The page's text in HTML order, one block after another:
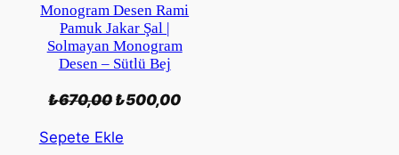
Monogram Desen Rami
Pamuk Jakar Şal |
Solmayan Monogram
Desen – Sütlü Bej
₺670,00Orijinal
₺670,00.
₺500,00Şu
Sepete Ekle